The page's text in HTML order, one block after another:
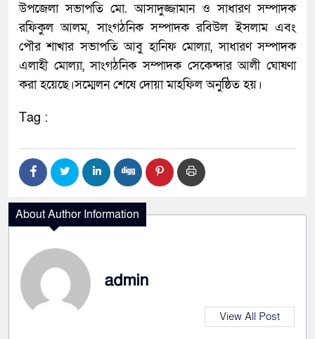
উপজেলা সভাপতি মো. আসাদুজ্জামান ও সাধারণ সম্পাদক
রফিকুল আলম, সাংগঠনিক সম্পাদক রবিউল ইসলাম এবং
পৌর শাখার সভাপতি আবু হানিফ মোল্যা, সাধারণ সম্পাদক
এলাহী মোল্যা, সাংগঠনিক সম্পাদক সেকেন্দার আলী ঘোষণা
করা হয়েছে।সম্মেলন শেষে দোয়া মাহফিল অনুষ্ঠিত হয়।
Tag :
About Author Information
admin
View All Post